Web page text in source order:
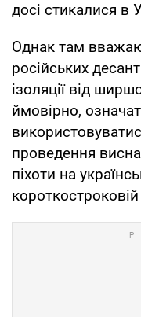
досі стикалися в
Однак там
російських
ізоляції від
ймовірно,
проведення
піхоти на